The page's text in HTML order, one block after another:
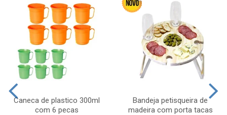
Caneca de plastico 300ml
com 6 pecas
Bandeja petisqueira de
madeira com porta tacas